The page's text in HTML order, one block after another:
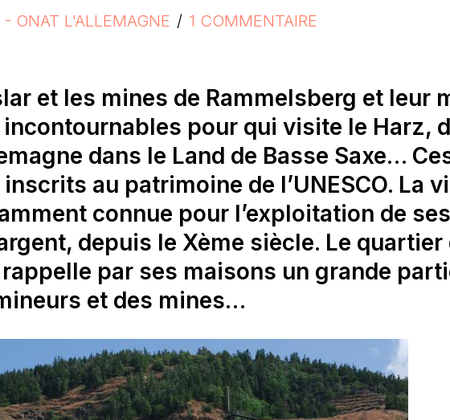
ONAT L'ALLEMAGNE 1 COMMENTAIRE
et les mines de Rammelsberg et leur
pour qui visite le Harz,
dans le Land de Basse Saxe…
au patrimoine de l’UNESCO. La
connue pour l’exploitation de
depuis le Xème siècle. Le quartier
par ses maisons un grande
et des mines…